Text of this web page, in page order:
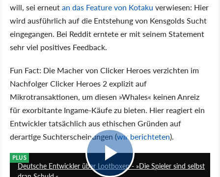
will, sei erneutan das Feature von Kotaku verwiesen: Hier
wird ausführlich auf die Entstehung von Kensgolds Sucht
eingegangen. Bei Reddit erntete er mit seinem Statement
sehr viel positives Feedback.
Fun Fact: Die Macher von Clicker Heroes verzichten im
Nachfolger Clicker Heroes 2 explizit auf
Mikrotransaktionen, um diesen »Whales« keinen Anreiz
für exorbitante Ingame-Käufe zu bieten. Hier reagiert ein
Entwickler tatsächlich aus ethischen Gründen auf
derartige Suchterscheinungen (wir berichteten).
PLUS
Deutsche Entwickler über Lootboxen - »Die Spieler sind selbst